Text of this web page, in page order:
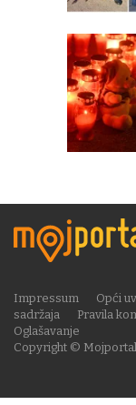
Copyright © Mojportal
Impressum Opći
sadržaja
Pravila
Oglašavanje